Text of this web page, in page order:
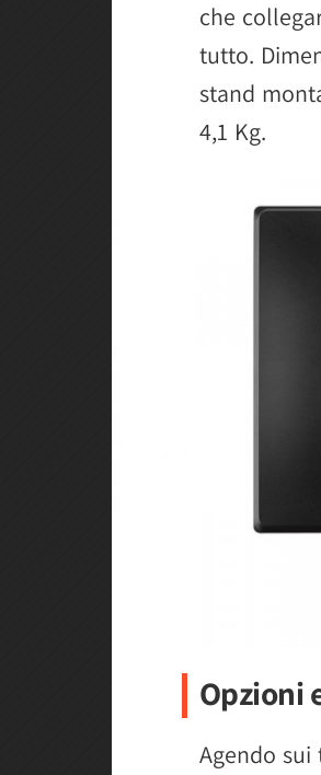
che
tutto.
stand
4,1 Kg.
Opzioni
Agendo